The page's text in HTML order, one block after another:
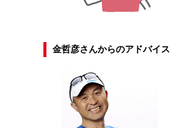
金哲彦さんからのアドバイス